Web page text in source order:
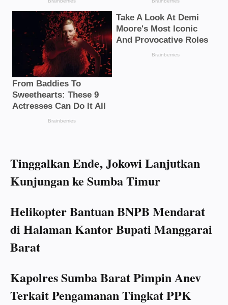
Tinggalkan Ende, Jokowi Lanjutkan
Kunjungan ke Sumba Timur
Helikopter Bantuan BNPB Mendarat
di Halaman Kantor Bupati Manggarai
Barat
Kapolres Sumba Barat Pimpin Anev
Terkait Pengamanan Tingkat PPK